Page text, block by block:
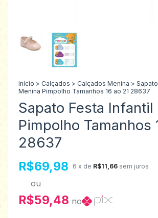
Início > Calçados > Calçados Menina >
Menina Pimpolho Tamanhos 16 ao 21 28637
Sapato Festa Infantil
Pimpolho Tamanhos
28637
R$69,98 6 x de R$11,66 sem juros
ou
R$59,48 no